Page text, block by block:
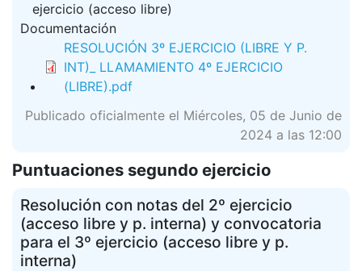
ejercicio (acceso libre)
Documentación
RESOLUCIÓN 3º EJERCICIO (LIBRE Y P.
INT)_ LLAMAMIENTO 4º EJERCICIO
(LIBRE).pdf
Publicado oficialmente el Miércoles, 05 de Junio de
2024 a las 12:00
Puntuaciones segundo ejercicio
Resolución con notas del 2º ejercicio
(acceso libre y p. interna) y convocatoria
para el 3º ejercicio (acceso libre y p.
interna)